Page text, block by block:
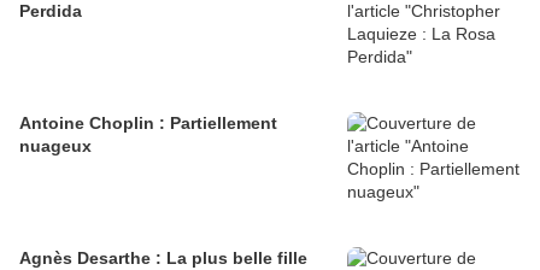
Perdida
Antoine Choplin : Partiellement
nuageux
Agnès Desarthe : La plus belle fille